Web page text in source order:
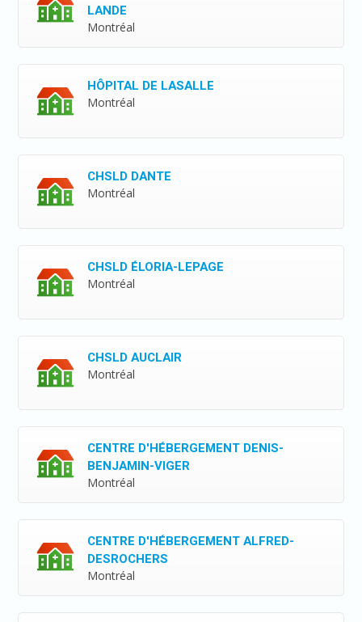
LANDE
Montréal
HÔPITAL DE LASALLE
Montréal
CHSLD DANTE
Montréal
CHSLD ÉLORIA-LEPAGE
Montréal
CHSLD AUCLAIR
Montréal
CENTRE D'HÉBERGEMENT DENIS-
BENJAMIN-VIGER
Montréal
CENTRE D'HÉBERGEMENT ALFRED-
DESROCHERS
Montréal